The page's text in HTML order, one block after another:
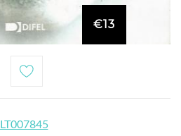
€13
LT007845